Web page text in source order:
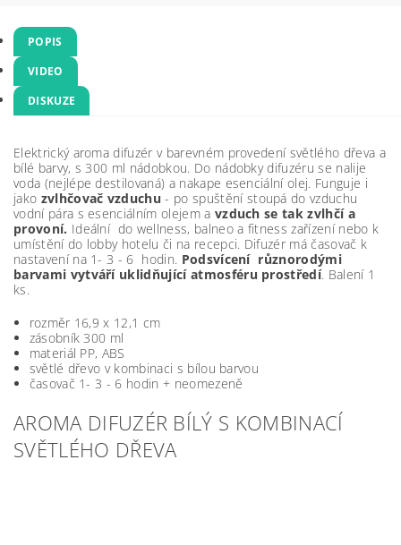
POPIS
VIDEO
DISKUZE
Elektrický aroma difuzér v barevném provedení světlého dřeva a
bílé barvy, s 300 ml nádobkou. Do nádobky difuzéru se nalije
voda (nejlépe destilovaná) a nakape esenciální olej. Funguje i
jako zvlhčovač vzduchu - po spuštění stoupá do vzduchu
vodní pára s esenciálním olejem a vzduch se tak zvlhčí a
provoní. Ideální do wellness, balneo a fitness zařízení nebo k
umístění do lobby hotelu či na recepci. Difuzér má časovač k
nastavení na 1- 3 - 6 hodin. Podsvícení různorodými
barvami vytváří uklidňující atmosféru prostředí. Balení 1
ks.
rozměr 16,9 x 12,1 cm
zásobník 300 ml
materiál PP, ABS
světlé dřevo v kombinaci s bílou barvou
časovač 1- 3 - 6 hodin + neomezeně
AROMA DIFUZÉR BÍLÝ S KOMBINACÍ
SVĚTLÉHO DŘEVA